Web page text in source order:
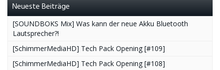
Neueste Beiträge
[SOUNDBOKS Mix] Was kann der neue Akku Bluetooth
Lautsprecher?!
[SchimmerMediaHD] Tech Pack Opening [#109]
[SchimmerMediaHD] Tech Pack Opening [#108]